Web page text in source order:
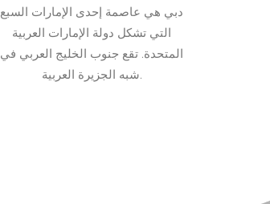
دبي هي عاصمة إحدى الإمارات السبع
التي تشكل دولة الإمارات العربية
المتحدة. تقع جنوب الخليج العربي في
شبه الجزيرة العربية.